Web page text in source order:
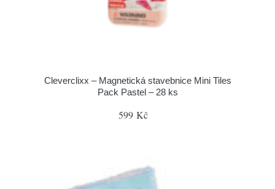
Cleverclixx – Magnetická stavebnice Mini Tiles
Pack Pastel – 28 ks
599 Kč